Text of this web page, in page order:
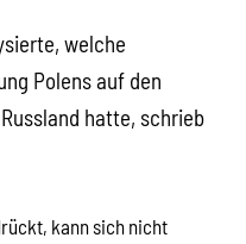
welche
Polens auf den
hatte, schrieb
kann sich nicht